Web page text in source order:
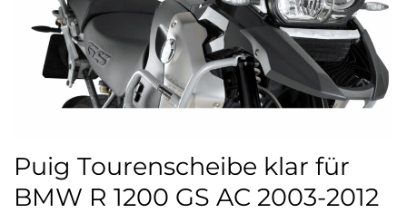
Puig Tourenscheibe klar für
BMW R 1200 GS AC 2003-2012